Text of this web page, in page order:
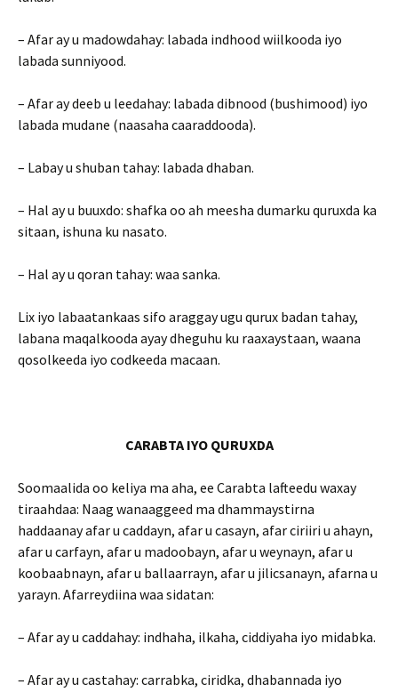
– Afar ay u madowdahay: labada indhood wiilkooda iyo
labada sunniyood.
– Afar ay deeb u leedahay: labada dibnood (bushimood) iyo
labada mudane (naasaha caaraddooda).
– Labay u shuban tahay: labada dhaban.
– Hal ay u buuxdo: shafka oo ah meesha dumarku quruxda ka
sitaan, ishuna ku nasato.
– Hal ay u qoran tahay: waa sanka.
Lix iyo labaatankaas sifo araggay ugu qurux badan tahay,
labana maqalkooda ayay dheguhu ku raaxaystaan, waana
qosolkeeda iyo codkeeda macaan.
CARABTA IYO QURUXDA
Soomaalida oo keliya ma aha, ee Carabta lafteedu waxay
tiraahdaa: Naag wanaaggeed ma dhammaystirna
haddaanay afar u caddayn, afar u casayn, afar ciriiri u ahayn,
afar u carfayn, afar u madoobayn, afar u weynayn, afar u
koobaabnayn, afar u ballaarrayn, afar u jilicsanayn, afarna u
yarayn. Afarreydiina waa sidatan:
– Afar ay u caddahay: indhaha, ilkaha, ciddiyaha iyo midabka.
– Afar ay u castahay: carrabka, ciridka, dhabannada iyo